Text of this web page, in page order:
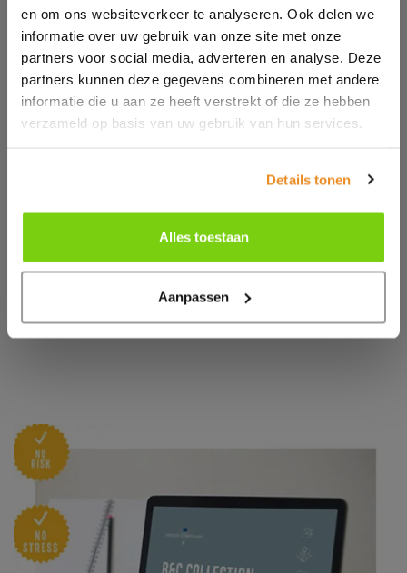
en om ons websiteverkeer te analyseren. Ook delen we
informatie over uw gebruik van onze site met onze
partners voor social media, adverteren en analyse. Deze
partners kunnen deze gegevens combineren met andere
informatie die u aan ze heeft verstrekt of die ze hebben
verzameld op basis van uw gebruik van hun services.
Details tonen
Alles toestaan
Aanpassen
Om u en uw klanten te helpen aantonen dat u voldoet aan
de lokale HREDD-vereisten, hebben we een TOOLKIT
ontwikkeld met alle benodigde documentatie om te
bewijzen dat B&C stijlen voldoen aan de HREDD-vereisten
voor de productieketen stroomopwaarts (van boerderij tot
magazijn).
communiceren naar onze resellerdatabase en hen de kans
geven om onze toolkit aan te vragen.
Als u in de tussentijd meer wilt weten over de HREDD-
op te nemen met uw B&C sales manager, of bezoek onze
speciale webpagina om onze toolkit aan te vragen.